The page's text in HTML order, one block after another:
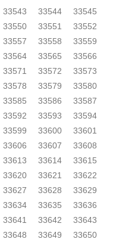
33543 33544
33545
33550 33551
33552
33557 33558
33559
33564 33565
33566
33571 33572
33573
33578 33579
33580
33585 33586
33587
33592 33593
33594
33599 33600
33601
33606 33607
33608
33613 33614
33615
33620 33621
33622
33627 33628
33629
33634 33635
33636
33641 33642
33643
33648 33649 33650